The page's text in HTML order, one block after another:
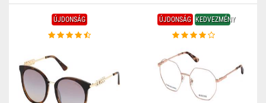
ÚJDONSÁG ÚJDONSÁG KEDVEZMÉNY